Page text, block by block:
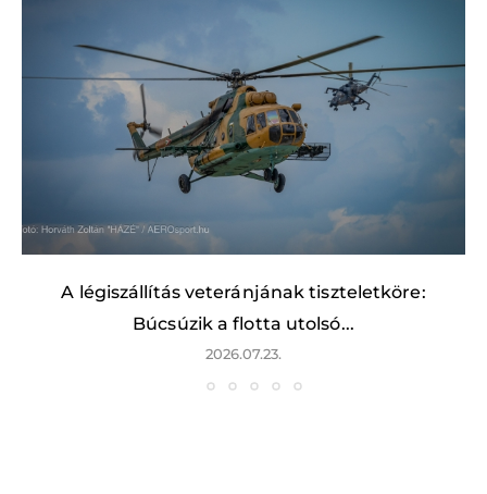
A légiszállítás veteránjának tiszteletköre:
Búcsúzik a flotta utolsó...
2026.07.23.